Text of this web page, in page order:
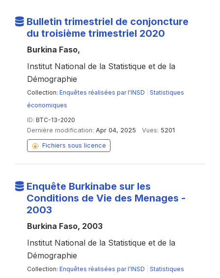
Bulletin trimestriel de conjoncture
du troisième trimestriel 2020
Burkina Faso,
Institut National de la Statistique et de la
Démographie
Collection: Enquêtes réalisées par l'INSD
Statistiques
économiques
ID: BTC-13-2020
Dernière modification: Apr 04, 2025 Vues: 5201
Fichiers sous licence
Enquête Burkinabe sur les
Conditions de Vie des Menages -
2003
Burkina Faso, 2003
Institut National de la Statistique et de la
Démographie
Collection: Enquêtes réalisées par l'INSD
Statistiques